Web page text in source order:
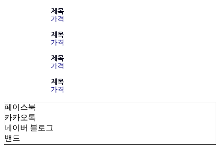
제목
가격
제목
가격
제목
가격
제목
가격
페이스북
카카오톡
네이버 블로그
밴드